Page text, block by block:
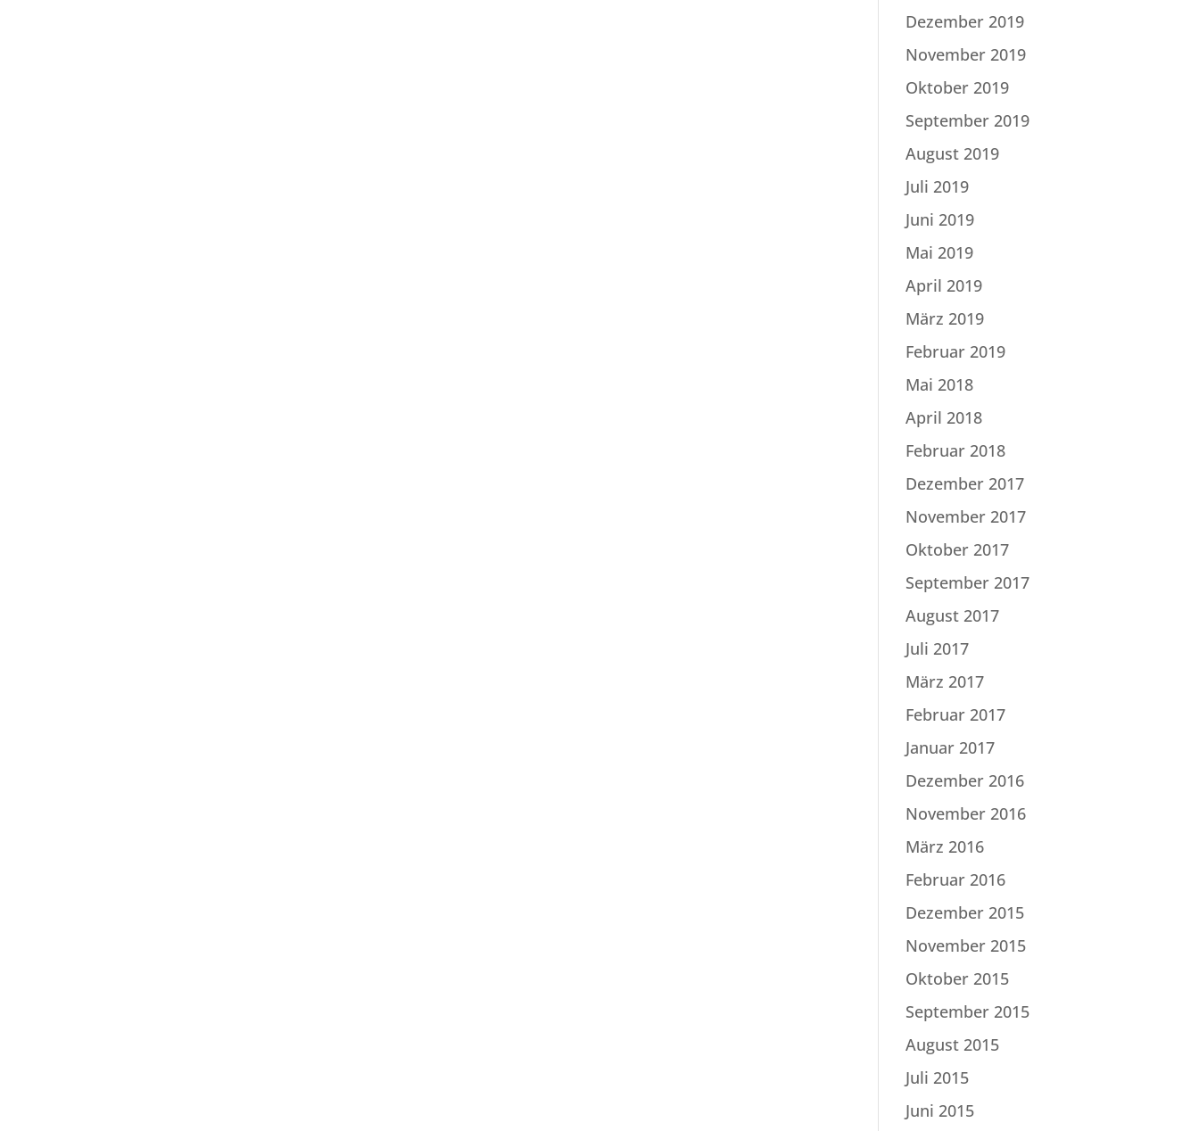
Dezember 2019
November 2019
Oktober 2019
September 2019
August 2019
Juli 2019
Juni 2019
Mai 2019
April 2019
März 2019
Februar 2019
Mai 2018
April 2018
Februar 2018
Dezember 2017
November 2017
Oktober 2017
September 2017
August 2017
Juli 2017
März 2017
Februar 2017
Januar 2017
Dezember 2016
November 2016
März 2016
Februar 2016
Dezember 2015
November 2015
Oktober 2015
September 2015
August 2015
Juli 2015
Juni 2015